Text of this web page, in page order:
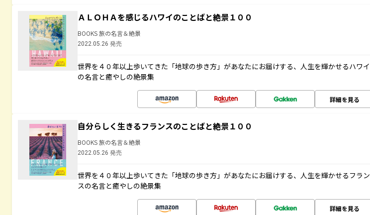
ＡＬＯＨＡを感じるハワイのことばと絶景１００
BOOKS 旅の名言＆絶景
2022.05.26 発売
世界を４０年以上歩いてきた「地球の歩き方」があなたにお届けする、人生を輝かせるハワイ
の名言と癒やしの絶景集
詳細を見る
自分らしく生きるフランスのことばと絶景１００
BOOKS 旅の名言＆絶景
2022.05.26 発売
世界を４０年以上歩いてきた「地球の歩き方」があなたにお届けする、人生を輝かせるフラン
スの名言と癒やしの絶景集
詳細を見る